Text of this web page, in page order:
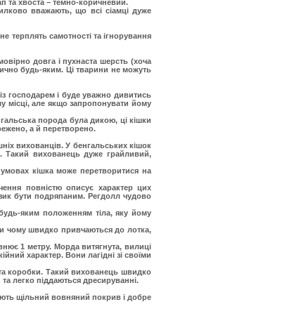
та хвоста – темно-коричневий.
вважають, що всі сіамці дуже
терплять самотності та ігнорування
довга і пухнаста шерсть (хоча
будь-яким. Ці тварини не можуть
господарем і буде уважно дивитись
місці, але якщо запропонувати йому
порода була дикою, ці кішки
а й перетворено.
вихованців. У бенгальських кішок
Такий вихованець дуже грайливий,
кішка може перетворитися на
повністю описує характер цих
бути подряпаним. Регдолл чудово
будь-яким положенням тіла, яку йому
чому швидко привчаються до лотка,
1 метру. Морда витягнута, вилиці
характер. Вони лагідні зі своїми
коробки. Такий вихованець швидко
легко піддаються дресируванні.
щільний вовняний покрив і добре